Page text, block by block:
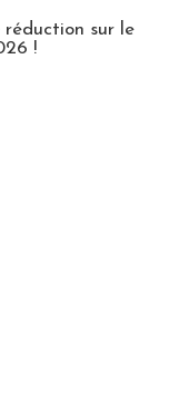
réduction sur le
!